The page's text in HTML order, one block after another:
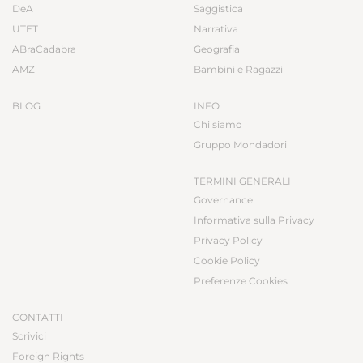
DeA
UTET
ABraCadabra
AMZ
BLOG
Saggistica
Narrativa
Geografia
Bambini e Ragazzi
INFO
Chi siamo
Gruppo Mondadori
TERMINI GENERALI
Governance
Informativa sulla Privacy
Privacy Policy
Cookie Policy
Preferenze Cookies
CONTATTI
Scrivici
Foreign Rights